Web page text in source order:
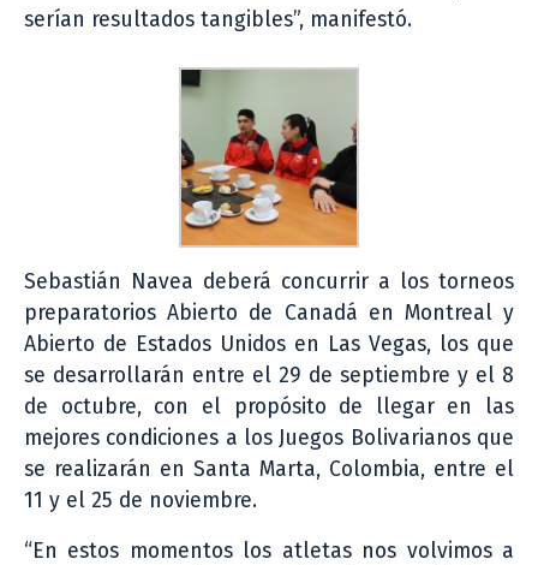
serían resultados tangibles”, manifestó.
Sebastián Navea deberá concurrir a los torneos
preparatorios Abierto de Canadá en Montreal y
Abierto de Estados Unidos en Las Vegas, los que
se desarrollarán entre el 29 de septiembre y el 8
de octubre, con el propósito de llegar en las
mejores condiciones a los Juegos Bolivarianos que
se realizarán en Santa Marta, Colombia, entre el
11 y el 25 de noviembre.
“En estos momentos los atletas nos volvimos a